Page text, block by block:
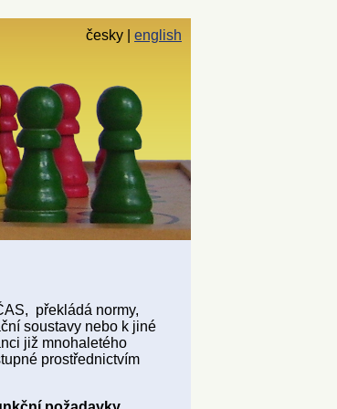
česky english
překládá normy,
soustavy nebo k jiné
již mnohaletého
prostřednictvím